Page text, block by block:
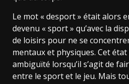
Le mot « desport » était alors
devenu « sport » qu’avec la
de loisirs pour ne se
mentaux et physiques. Cet
ambiguïté lorsqu’il s’agit de
entre le sport et le jeu. Mais